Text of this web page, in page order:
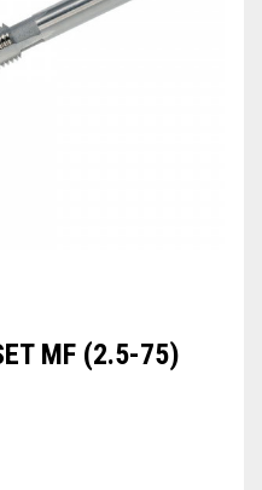
MF (2.5-75)